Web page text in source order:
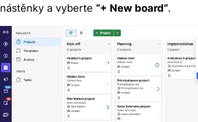
nástěnky a vyberte “+ New board”.